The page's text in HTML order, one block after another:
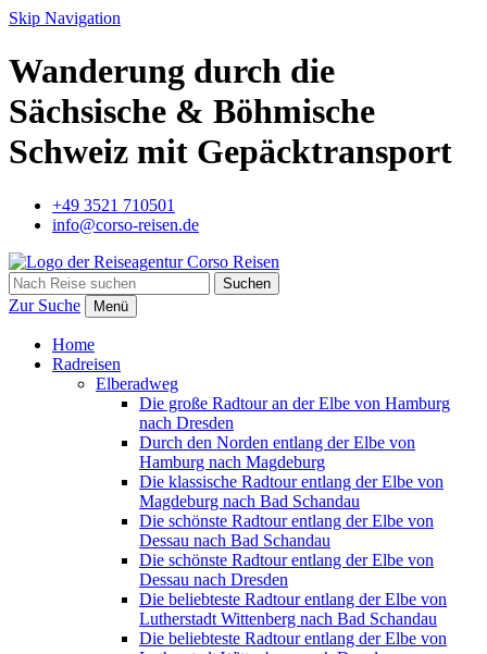
Skip Navigation
Wanderung durch die
Sächsische & Böhmische
Schweiz mit Gepäcktransport
+49 3521 710501
info@corso-reisen.de
Suchen
Zur Suche Menü
Home
Radreisen
Elberadweg
Die große Radtour an der Elbe von Hamburg
nach Dresden
Durch den Norden entlang der Elbe von
Hamburg nach Magdeburg
Die klassische Radtour entlang der Elbe von
Magdeburg nach Bad Schandau
Die schönste Radtour entlang der Elbe von
Dessau nach Bad Schandau
Die schönste Radtour entlang der Elbe von
Dessau nach Dresden
Die beliebteste Radtour entlang der Elbe von
Lutherstadt Wittenberg nach Bad Schandau
Die beliebteste Radtour entlang der Elbe von